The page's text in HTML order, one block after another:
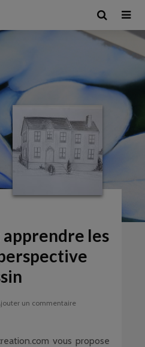
les
un commentaire
vous propose